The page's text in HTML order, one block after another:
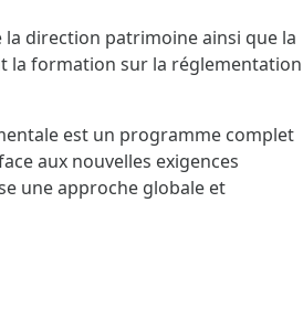
la direction patrimoine ainsi que la
la formation sur la réglementation
est un programme complet
aux nouvelles exigences
une approche globale et